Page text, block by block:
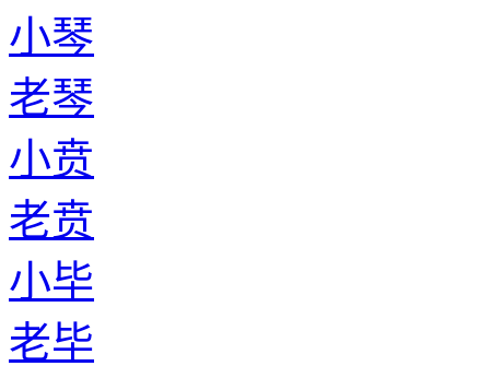
小琴
老琴
小贲
老贲
小毕
老毕